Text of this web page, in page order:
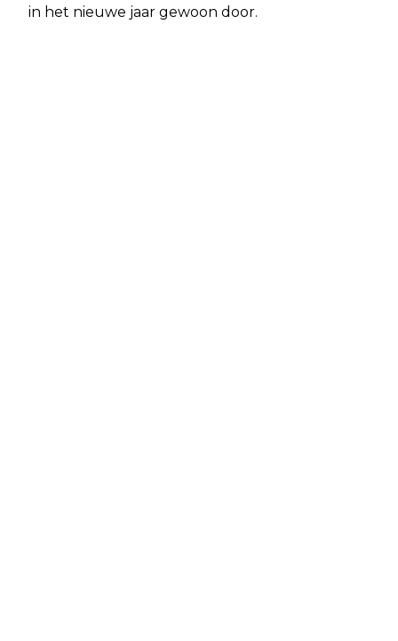
in het nieuwe jaar gewoon door.